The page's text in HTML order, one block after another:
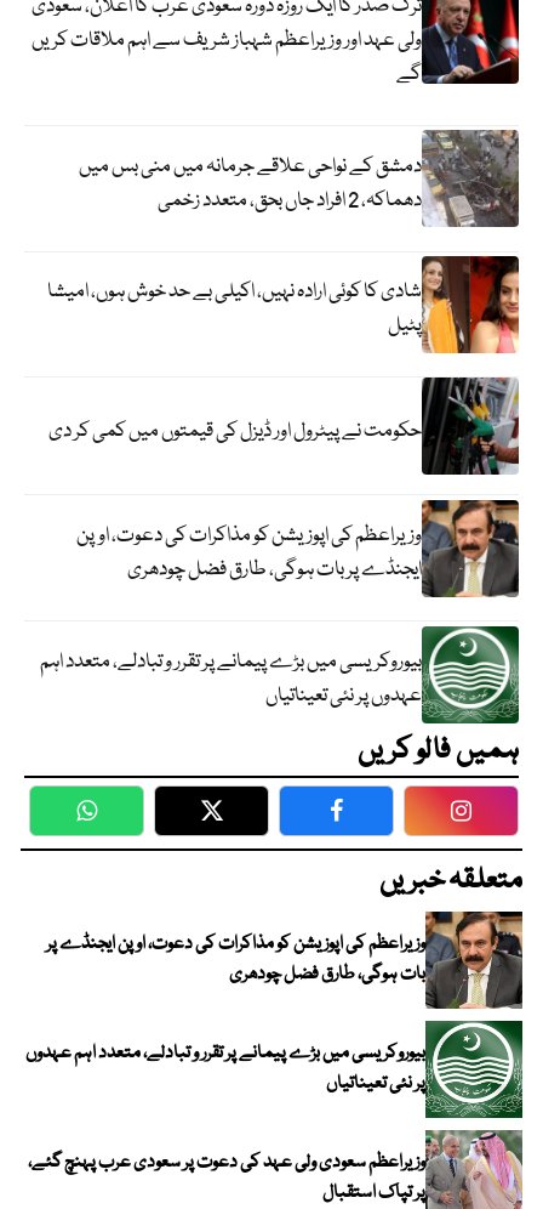
ترک صدر کا ایک روزہ دورہ سعودی عرب کا اعلان، سعودی
ولی عہد اور وزیراعظم شہباز شریف سے اہم ملاقات کریں
گے
دمشق کے نواحی علاقے جرمانہ میں منی بس میں
دھماکہ، 2 افراد جاں بحق، متعدد زخمی
شادی کا کوئی ارادہ نہیں، اکیلی بے حد خوش ہوں، امیشا
پٹیل
حکومت نے پیٹرول اور ڈیزل کی قیمتوں میں کمی کر دی
وزیراعظم کی اپوزیشن کو مذاکرات کی دعوت، اوپن
ایجنڈے پر بات ہوگی، طارق فضل چودھری
بیوروکریسی میں بڑے پیمانے پر تقرر و تبادلے، متعدد اہم
عہدوں پر نئی تعیناتیاں
ہمیں فالو کریں
WhatsApp Twitter Facebook
متعلقہ خبریں
وزیراعظم کی اپوزیشن کو مذاکرات کی دعوت، اوپن ایجنڈے پر
بات ہوگی، طارق فضل چودھری
بیوروکریسی میں بڑے پیمانے پر تقرر و تبادلے، متعدد اہم عہدوں
پر نئی تعیناتیاں
وزیراعظم سعودی ولی عہد کی دعوت پر سعودی عرب پہنچ گئے،
پر تپاک استقبال